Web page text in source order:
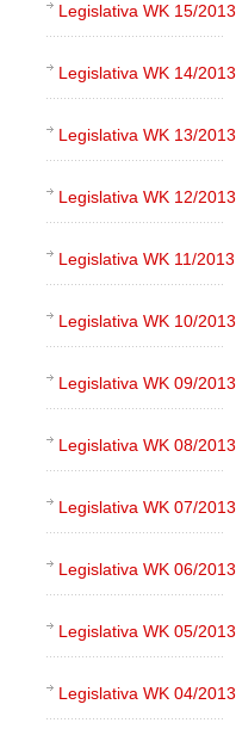
Legislativa WK 15/2013
Legislativa WK 14/2013
Legislativa WK 13/2013
Legislativa WK 12/2013
Legislativa WK 11/2013
Legislativa WK 10/2013
Legislativa WK 09/2013
Legislativa WK 08/2013
Legislativa WK 07/2013
Legislativa WK 06/2013
Legislativa WK 05/2013
Legislativa WK 04/2013